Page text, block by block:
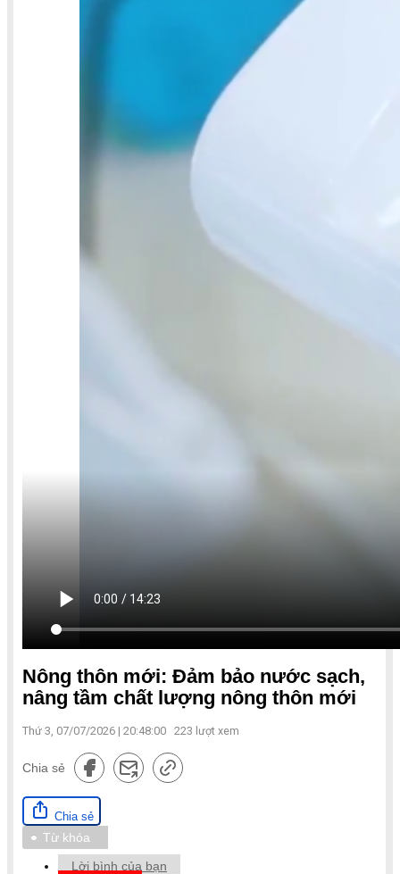
Nông thôn mới: Đảm bảo nước sạch,
nâng tầm chất lượng nông thôn mới
Thứ 3, 07/07/2026 | 20:48:00 223 lượt xem
Chia sẻ
Chia sẻ
Từ khóa
Lời bình của bạn